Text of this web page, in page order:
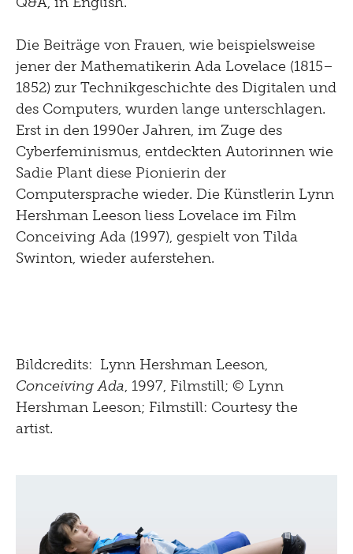
Die Beiträge von Frauen, wie beispielsweise
jener der Mathematikerin Ada Lovelace (1815–
1852) zur Technikgeschichte des Digitalen und
des Computers, wurden lange unterschlagen.
Erst in den 1990er Jahren, im Zuge des
Cyberfeminismus, entdeckten Autorinnen wie
Sadie Plant diese Pionierin der
Computersprache wieder. Die Künstlerin Lynn
Hershman Leeson liess Lovelace im Film
Conceiving Ada (1997), gespielt von Tilda
Swinton, wieder auferstehen.
Bildcredits: Lynn Hershman Leeson,
Conceiving Ada, 1997, Filmstill; © Lynn
Hershman Leeson; Filmstill: Courtesy the
artist.